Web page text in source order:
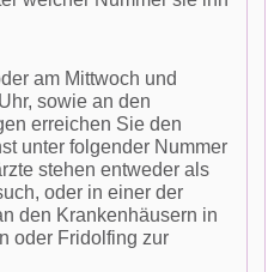
am Mittwoch und
sowie an den
erreichen Sie den
unter folgender Nummer
stehen entweder als
oder in einer der
den Krankenhäusern in
oder Fridolfing zur